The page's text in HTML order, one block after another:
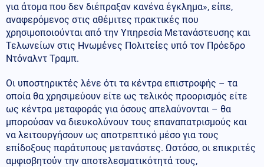
για άτομα που δεν διέπραξαν κανένα έγκλημα», είπε,
αναφερόμενος στις αθέμιτες πρακτικές που
χρησιμοποιούνται από την Υπηρεσία Μετανάστευσης και
Τελωνείων στις Ηνωμένες Πολιτείες υπό τον Πρόεδρο
Ντόναλντ Τραμπ.
Οι υποστηρικτές λένε ότι τα κέντρα επιστροφής – τα
οποία θα χρησιμεύουν είτε ως τελικός προορισμός είτε
ως κέντρα μεταφοράς για όσους απελαύνονται – θα
μπορούσαν να διευκολύνουν τους επαναπατρισμούς και
να λειτουργήσουν ως αποτρεπτικό μέσο για τους
επίδοξους παράτυπους μετανάστες. Ωστόσο, οι επικριτές
αμφισβητούν την αποτελεσματικότητά τους,